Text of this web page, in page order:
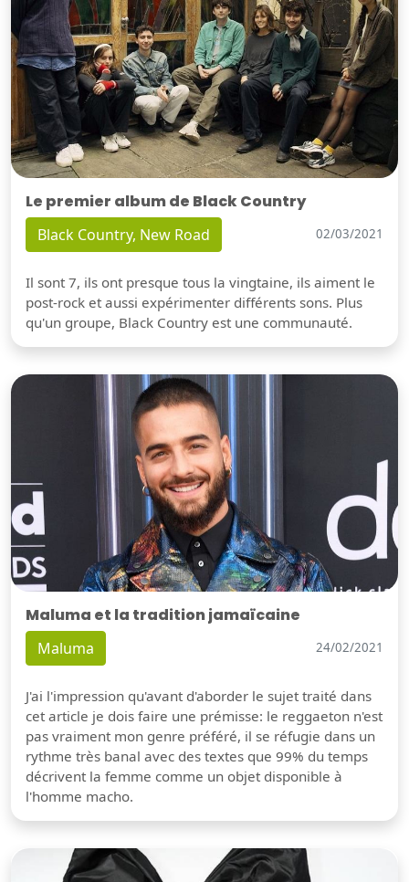
Le premier album de Black Country
Black Country, New Road 02/03/2021
Il sont 7, ils ont presque tous la vingtaine, ils aiment le
post-rock et aussi expérimenter différents sons. Plus
qu'un groupe, Black Country est une communauté.
Maluma et la tradition jamaïcaine
Maluma 24/02/2021
J'ai l'impression qu'avant d'aborder le sujet traité dans
cet article je dois faire une prémisse: le reggaeton n'est
pas vraiment mon genre préféré, il se réfugie dans un
rythme très banal avec des textes que 99% du temps
décrivent la femme comme un objet disponible à
l'homme macho.